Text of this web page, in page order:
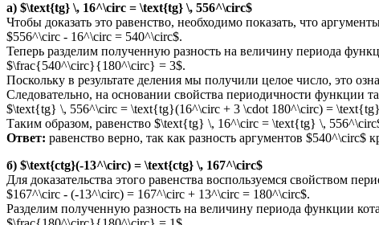
а) $\text{tg} \, 16^\circ = \text{tg} \, 556^\circ$
Чтобы доказать это равенство, необходимо показать, что
$556^\circ - 16^\circ = 540^\circ$.
Теперь разделим полученную разность на величину периода
$\frac{540^\circ}{180^\circ} = 3$.
Поскольку в результате деления мы получили целое число, это
Следовательно, на основании свойства периодичности функции
$\text{tg} \, 556^\circ = \text{tg}(16^\circ + 3 \cdot 180^\circ) =
Таким образом, равенство $\text{tg} \, 16^\circ = \text{tg} \,
Ответ: равенство верно, так как разность аргументов
б) $\text{ctg}(-13^\circ) = \text{ctg} \, 167^\circ$
Для доказательства этого равенства воспользуемся свойством
$167^\circ - (-13^\circ) = 167^\circ + 13^\circ = 180^\circ$.
Разделим полученную разность на величину периода функции